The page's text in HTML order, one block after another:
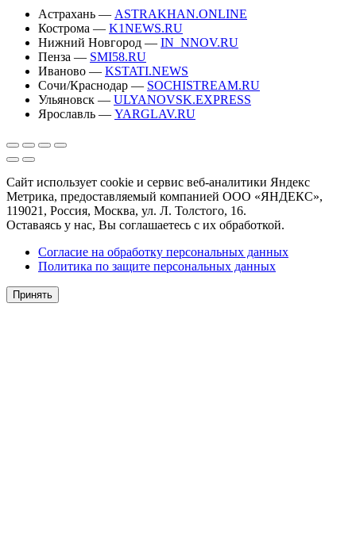
Астрахань — ASTRAKHAN.ONLINE
Кострома — K1NEWS.RU
Нижний Новгород — IN_NNOV.RU
Пенза — SMI58.RU
Иваново — KSTATI.NEWS
Сочи/Краснодар — SOCHISTREAM.RU
Ульяновск — ULYANOVSK.EXPRESS
Ярославль — YARGLAV.RU
Сайт использует cookie и сервис веб-аналитики Яндекс
Метрика, предоставляемый компанией ООО «ЯНДЕКС»,
119021, Россия, Москва, ул. Л. Толстого, 16.
Оставаясь у нас, Вы соглашаетесь с их обработкой.
Согласие на обработку персональных данных
Политика по защите персональных данных
Принять